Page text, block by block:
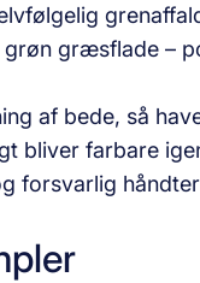
græsflade –
af bede, så
bliver farbare
forsvarlig